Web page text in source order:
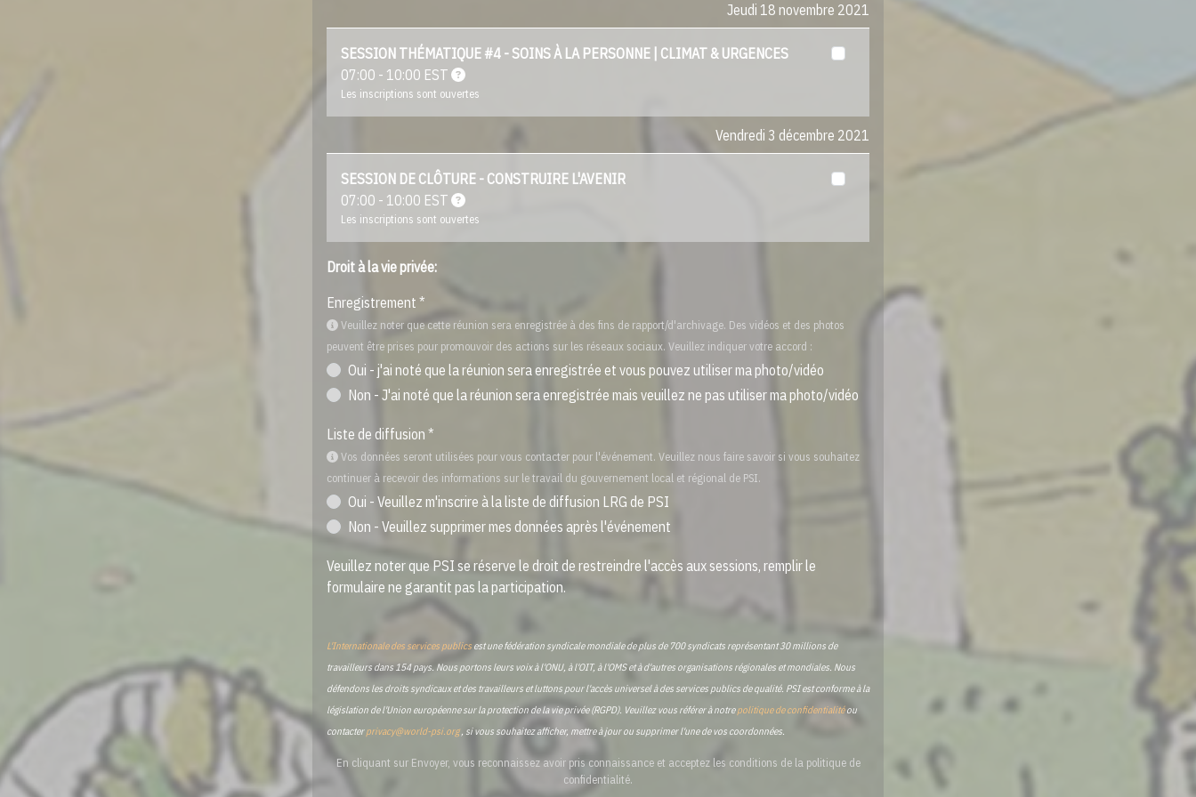
Jeudi 18 novembre 2021
SESSION THÉMATIQUE #4 - SOINS À LA PERSONNE | CLIMAT & URGENCES
07:00 - 10:00 EST
Les inscriptions sont ouvertes
Vendredi 3 décembre 2021
SESSION DE CLÔTURE - CONSTRUIRE L'AVENIR
07:00 - 10:00 EST
Les inscriptions sont ouvertes
Droit à la vie privée:
Enregistrement *
Veuillez noter que cette réunion sera enregistrée à des fins de rapport/d'archivage. Des vidéos et des photos
peuvent être prises pour promouvoir des actions sur les réseaux sociaux. Veuillez indiquer votre accord :
Oui - j'ai noté que la réunion sera enregistrée et vous pouvez utiliser ma photo/vidéo
Non - J'ai noté que la réunion sera enregistrée mais veuillez ne pas utiliser ma photo/vidéo
Liste de diffusion *
Vos données seront utilisées pour vous contacter pour l'événement. Veuillez nous faire savoir si vous souhaitez
continuer à recevoir des informations sur le travail du gouvernement local et régional de PSI.
Oui - Veuillez m'inscrire à la liste de diffusion LRG de PSI
Non - Veuillez supprimer mes données après l'événement
Veuillez noter que PSI se réserve le droit de restreindre l'accès aux sessions, remplir le
formulaire ne garantit pas la participation.
L'Internationale des services publics est une fédération syndicale mondiale de plus de 700 syndicats représentant 30 millions de
travailleurs dans 154 pays. Nous portons leurs voix à l'ONU, à l'OIT, à l'OMS et à d'autres organisations régionales et mondiales. Nous
défendons les droits syndicaux et des travailleurs et luttons pour l'accès universel à des services publics de qualité. PSI est conforme à la
législation de l'Union européenne sur la protection de la vie privée (RGPD). Veuillez vous référer à notrepolitique de confidentialitéou
contacterprivacy@world-psi.org, si vous souhaitez afficher, mettre à jour ou supprimer l'une de vos coordonnées.
En cliquant sur Envoyer, vous reconnaissez avoir pris connaissance et acceptez les conditions de la politique de
confidentialité.